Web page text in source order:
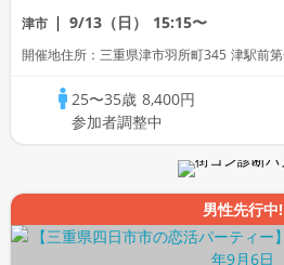
グコン
津市 9/13（日） 15:15〜
開催地住所：三重県津市羽所町345 津駅前
25〜35歳 8,400円
参加者調整中
男性先行中!